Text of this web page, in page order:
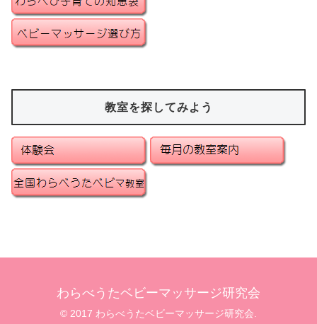
教室を探してみよう
わらべうたベビーマッサージ研究会
© 2017 わらべうたベビーマッサージ研究会.